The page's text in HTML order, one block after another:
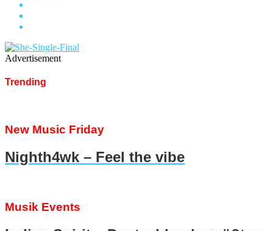
Advertisement
Trending
New Music Friday
Nighth4wk – Feel the vibe
Musik Events